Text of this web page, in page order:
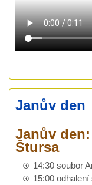
Janův den
Janův
Štursa
14:30 soubor
15:00